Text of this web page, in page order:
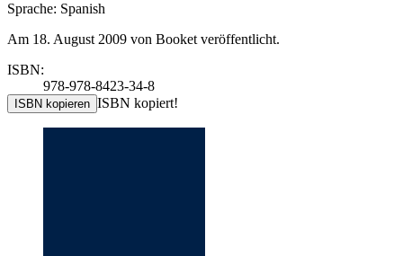
Sprache: Spanish
Am 18. August 2009 von Booket veröffentlicht.
ISBN:
978-978-8423-34-8
ISBN kopieren ISBN kopiert!